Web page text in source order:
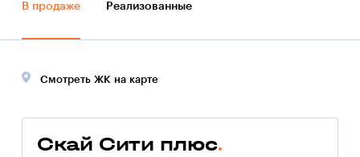
В продаже Реализованные
Смотреть ЖК на карте
Скай Сити плюс